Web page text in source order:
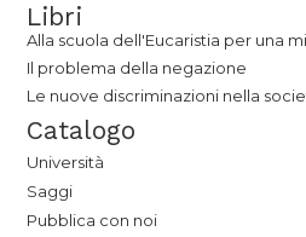
Libri
Alla scuola dell'Eucaristia per una
Il problema della negazione
Le nuove discriminazioni nella
Catalogo
Università
Saggi
Pubblica con noi